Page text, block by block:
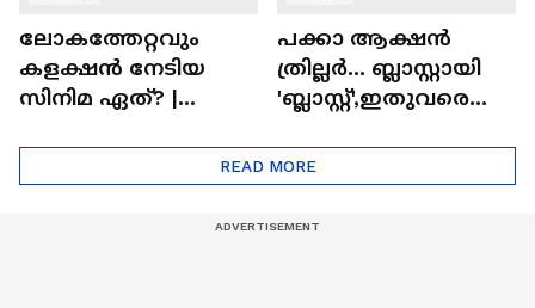
ലോകത്തേറ്റവും
കളക്ഷൻ നേടിയ
സിനിമ ഏത്? |
പക്കാ ആക്ഷൻ
ത്രില്ലർ... ബ്ലാസ്റ്റായി
'ബ്ലാസ്റ്റ്',ഇതുവരെയു
റിപ്പോർട്ട് പുറത്ത് |
Blast
READ MORE